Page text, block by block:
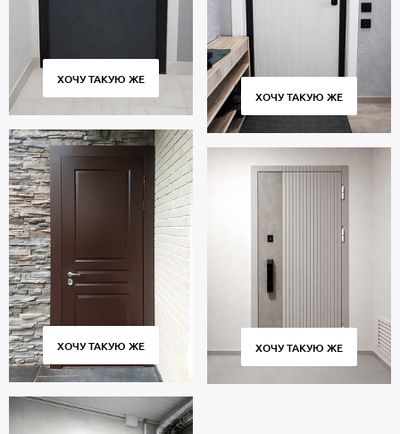
ХОЧУ ТАКУЮ ЖЕ
ХОЧУ ТАКУЮ ЖЕ
ХОЧУ ТАКУЮ ЖЕ
ХОЧУ ТАКУЮ ЖЕ